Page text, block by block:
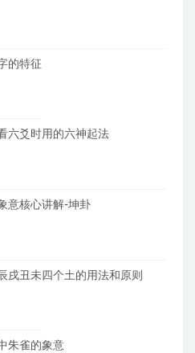
的特征
六爻时用的六神起法
意核心讲解-坤卦
戌丑未四个土的用法和原则
朱雀的象意